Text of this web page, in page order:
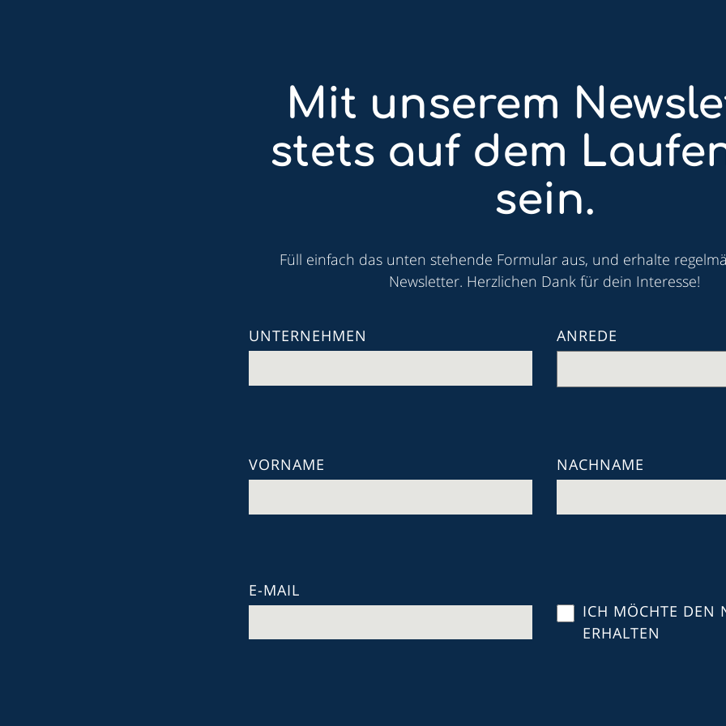
Mit unserem
stets auf dem
sein.
Füll einfach das unten stehende Formular aus, und erhalte
Newsletter. Herzlichen Dank für dein Interesse!
UNTERNEHMEN ANREDE
VORNAME NACHNAME
E-MAIL
ICH MÖCHTE DEN
ERHALTEN